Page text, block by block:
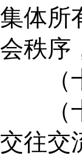
集体所
会秩序
（十
（十
交往交